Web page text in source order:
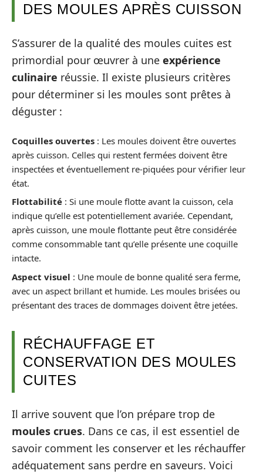
DES MOULES APRÈS CUISSON
S’assurer de la qualité des moules cuites est
primordial pour œuvrer à une expérience
culinaire réussie. Il existe plusieurs critères
pour déterminer si les moules sont prêtes à
déguster :
Coquilles ouvertes : Les moules doivent être ouvertes
après cuisson. Celles qui restent fermées doivent être
inspectées et éventuellement re-piquées pour vérifier leur
état.
Flottabilité : Si une moule flotte avant la cuisson, cela
indique qu’elle est potentiellement avariée. Cependant,
après cuisson, une moule flottante peut être considérée
comme consommable tant qu’elle présente une coquille
intacte.
Aspect visuel : Une moule de bonne qualité sera ferme,
avec un aspect brillant et humide. Les moules brisées ou
présentant des traces de dommages doivent être jetées.
RÉCHAUFFAGE ET
CONSERVATION DES MOULES
CUITES
Il arrive souvent que l’on prépare trop de
moules crues. Dans ce cas, il est essentiel de
savoir comment les conserver et les réchauffer
adéquatement sans perdre en saveurs. Voici